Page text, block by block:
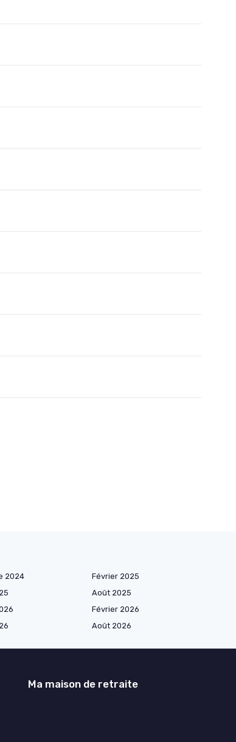
2024
Février 2025
Août 2025
Février 2026
Août 2026
Ma maison de retraite